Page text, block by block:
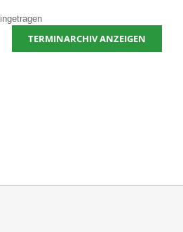
TERMINARCHIV ANZEIGEN